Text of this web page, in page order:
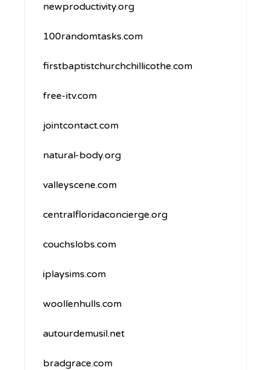
newproductivity.org
100randomtasks.com
firstbaptistchurchchillicothe.com
free-itv.com
jointcontact.com
natural-body.org
valleyscene.com
centralfloridaconcierge.org
couchslobs.com
iplaysims.com
woollenhulls.com
autourdemusil.net
bradgrace.com